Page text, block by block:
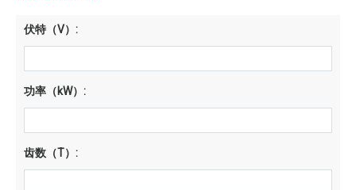
伏特（V）:
功率（kW）:
齿数（T）: